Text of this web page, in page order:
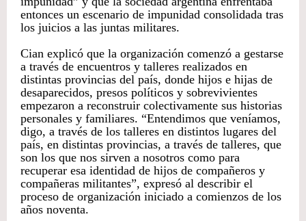
entonces un escenario de impunidad consolidada tras
los juicios a las juntas militares.
Cian explicó que la organización comenzó a gestarse
a través de encuentros y talleres realizados en
distintas provincias del país, donde hijos e hijas de
desaparecidos, presos políticos y sobrevivientes
empezaron a reconstruir colectivamente sus historias
personales y familiares. “Entendimos que veníamos,
digo, a través de los talleres en distintos lugares del
país, en distintas provincias, a través de talleres, que
son los que nos sirven a nosotros como para
recuperar esa identidad de hijos de compañeros y
compañeras militantes”, expresó al describir el
proceso de organización iniciado a comienzos de los
años noventa.